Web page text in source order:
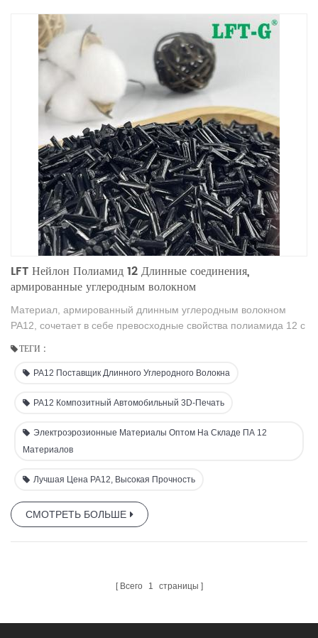
LFT Нейлон Полиамид 12 Длинные соединения,
армированные углеродным волокном
Материал, армированный длинным углеродным волокном
PA12, сочетает в себе превосходные свойства полиамида 12 с
высокопроизводительный композит обеспечивает
превосходную механическую прочность, ударопрочность и
требовательных применений в автомобильной,
ТЕГИ :
PA12 Поставщик Длинного Углеродного Волокна
PA12 Композитный Автомобильный 3D-Печать
Электроэрозионные Материалы Оптом На Складе ПА 12
Материалов
Лучшая Цена PA12, Высокая Прочность
СМОТРЕТЬ БОЛЬШЕ
Всего 1 страницы